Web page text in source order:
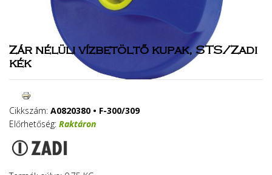
Zár nélüli vízbetöltő kupak, STS/Zadi
kék
Cikkszám: A0820380 • F-300/309
Előrhetőség: Raktáron